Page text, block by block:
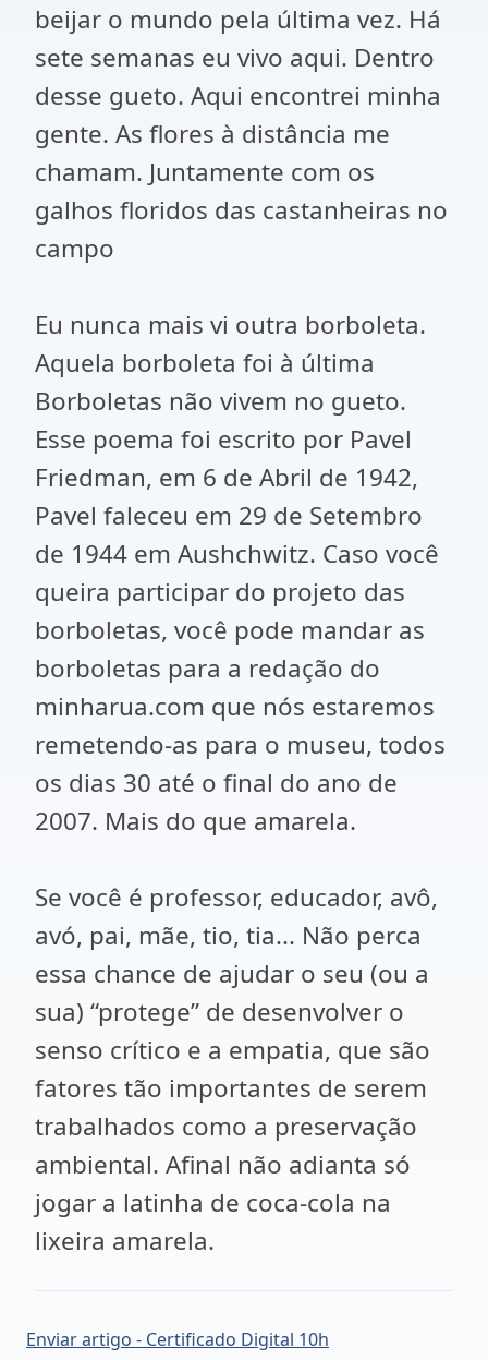
beijar o mundo pela última vez. Há
sete semanas eu vivo aqui. Dentro
desse gueto. Aqui encontrei minha
gente. As flores à distância me
chamam. Juntamente com os
galhos floridos das castanheiras no
campo
Eu nunca mais vi outra borboleta.
Aquela borboleta foi à última
Borboletas não vivem no gueto.
Esse poema foi escrito por Pavel
Friedman, em 6 de Abril de 1942,
Pavel faleceu em 29 de Setembro
de 1944 em Aushchwitz. Caso você
queira participar do projeto das
borboletas, você pode mandar as
borboletas para a redação do
minharua.com que nós estaremos
remetendo-as para o museu, todos
os dias 30 até o final do ano de
2007. Mais do que amarela.
Se você é professor, educador, avô,
avó, pai, mãe, tio, tia... Não perca
essa chance de ajudar o seu (ou a
sua) “protege” de desenvolver o
senso crítico e a empatia, que são
fatores tão importantes de serem
trabalhados como a preservação
ambiental. Afinal não adianta só
jogar a latinha de coca-cola na
lixeira amarela.
Enviar artigo - Certificado Digital 10h